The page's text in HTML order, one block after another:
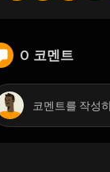
0 코멘트